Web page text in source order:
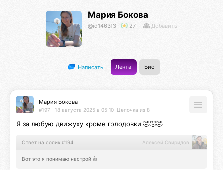
Мария Бокова
@id146313 27 Добавить
Написать Лента Био
Мария Бокова
#197 18 августа 2025 в 05:10 Цепочка из 8
Я за любую движуху кроме голодовки 🤣🤣🤣
Ответ на солик #194 Алексей Свиридов
Вот это я понимаю настрой 👍